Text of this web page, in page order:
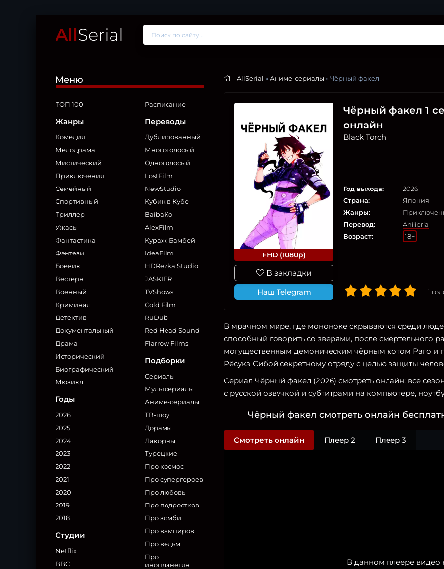
AllSerial
Меню
ТОП 100
Жанры
Комедия
Мелодрама
Мистический
Приключения
Семейный
Спортивный
Триллер
Ужасы
Фантастика
Фэнтези
Боевик
Вестерн
Военный
Криминал
Детектив
Документальный
Драма
Исторический
Биографический
Мюзикл
Годы
2026
2025
2024
2023
2022
2021
2020
2019
2018
Студии
Netflix
BBC
Расписание
Переводы
Дублированный
Многоголосый
Одноголосый
LostFilm
NewStudio
Кубик в Кубе
BaibaKo
AlexFilm
Кураж-Бамбей
IdeaFilm
HDRezka Studio
JASKIER
TVShows
Cold Film
RuDub
Red Head Sound
Flarrow Films
Подборки
Сериалы
Мультсериалы
Аниме-сериалы
ТВ-шоу
Дорамы
Лакорны
Турецкие
Про космос
Про супергероев
Про любовь
Про подростков
Про зомби
Про вампиров
Про ведьм
Про
инопланетян
AllSerial »Аниме-сериалы » Чёрный факел
FHD (1080p)
В закладки
Наш Telegram
Чёрный факел 1
онлайн
Black Torch
Год выхода:
2026
Страна:
Япония
Жанры:
Перевод:
Anilibria
Возраст:
18+
1
В мрачном мире, где мононоке скрываются среди
способный говорить со зверями, после смертельного
могущественным демоническим чёрным котом Раго и
Рёсукэ Сибой секретному отряду с целью защиты
Сериал Чёрный факел (2026) смотреть онлайн: все
с русской озвучкой и субтитрами на компьютере,
Чёрный факел смотреть онлайн
Смотреть онлайн Плеер 2 Плеер 3
В данном плеере видео